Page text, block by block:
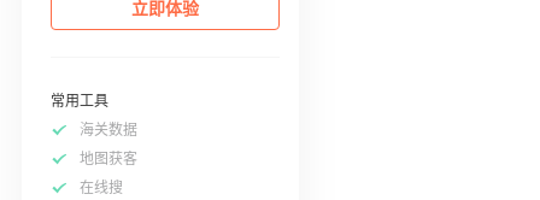
立即体验
常用工具
海关数据
地图获客
在线搜